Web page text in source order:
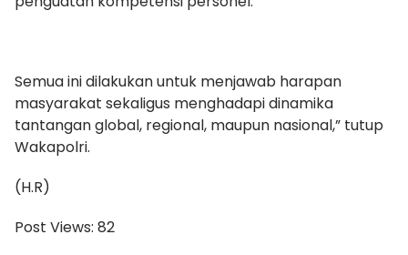
Semua ini dilakukan untuk menjawab harapan
masyarakat sekaligus menghadapi dinamika
tantangan global, regional, maupun nasional,” tutup
Wakapolri.
(H.R)
Post Views: 82